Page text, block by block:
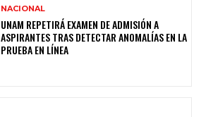
NACIONAL
UNAM REPETIRÁ EXAMEN DE ADMISIÓN A
ASPIRANTES TRAS DETECTAR ANOMALÍAS EN LA
PRUEBA EN LÍNEA